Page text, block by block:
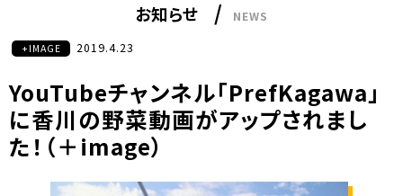
お知らせ NEWS
+IMAGE 2019.4.23
YouTubeチャンネル「PrefKagawa」
に香川の野菜動画がアップされまし
た！（＋image）